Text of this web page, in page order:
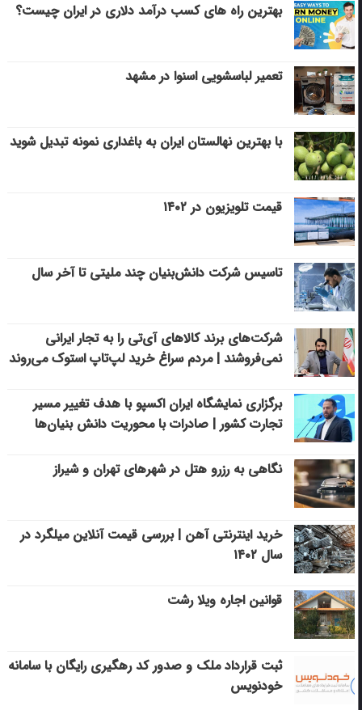
بهترین راه های کسب درآمد دلاری در ایران چیست؟
تعمیر لباسشویی اسنوا در مشهد
با بهترین نهالستان ایران به باغداری نمونه تبدیل شوید
قیمت تلویزیون در ۱۴۰۲
تاسیس شرکت دانش‌بنیان چند ملیتی تا آخر سال
شرکت‌های برند کالاهای آی‌تی را به تجار ایرانی
نمی‌فروشند | مردم سراغ خرید لپ‌تاپ استوک می‌روند
برگزاری نمایشگاه ایران اکسپو با هدف تغییر مسیر
تجارت کشور | صادرات با محوریت دانش بنیان‌ها
نگاهی به رزرو هتل در شهرهای تهران و شیراز
خرید اینترنتی آهن | بررسی قیمت آنلاین میلگرد در
سال ۱۴۰۲
قوانین اجاره ویلا رشت
ثبت قرارداد ملک و صدور کد رهگیری رایگان با سامانه
خودنویس